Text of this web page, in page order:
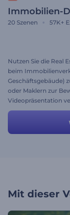
Immobilien-
20 Szenen 57K+
Nutzen Sie die Real
beim
Geschäftsgebäude)
oder Maklern zur
Videopräsentation
Bewerbung Ihres
vielseitige
Text, wählen Sie Ihre
Mit dieser